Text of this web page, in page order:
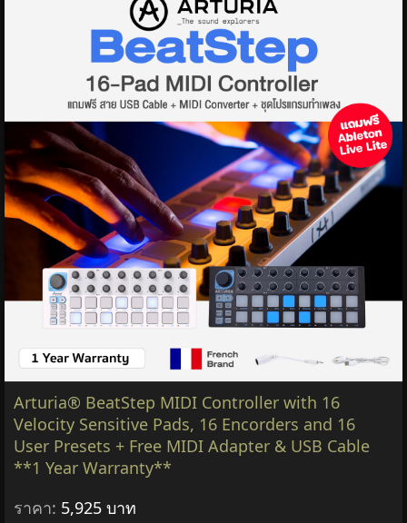
Arturia® BeatStep MIDI Controller with 16
Velocity Sensitive Pads, 16 Encorders and 16
User Presets + Free MIDI Adapter & USB Cable
**1 Year Warranty**
ราคา: 5,925 บาท